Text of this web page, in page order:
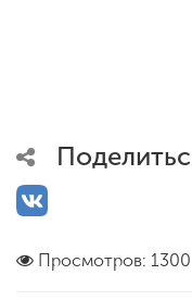
Просмотров: 1300